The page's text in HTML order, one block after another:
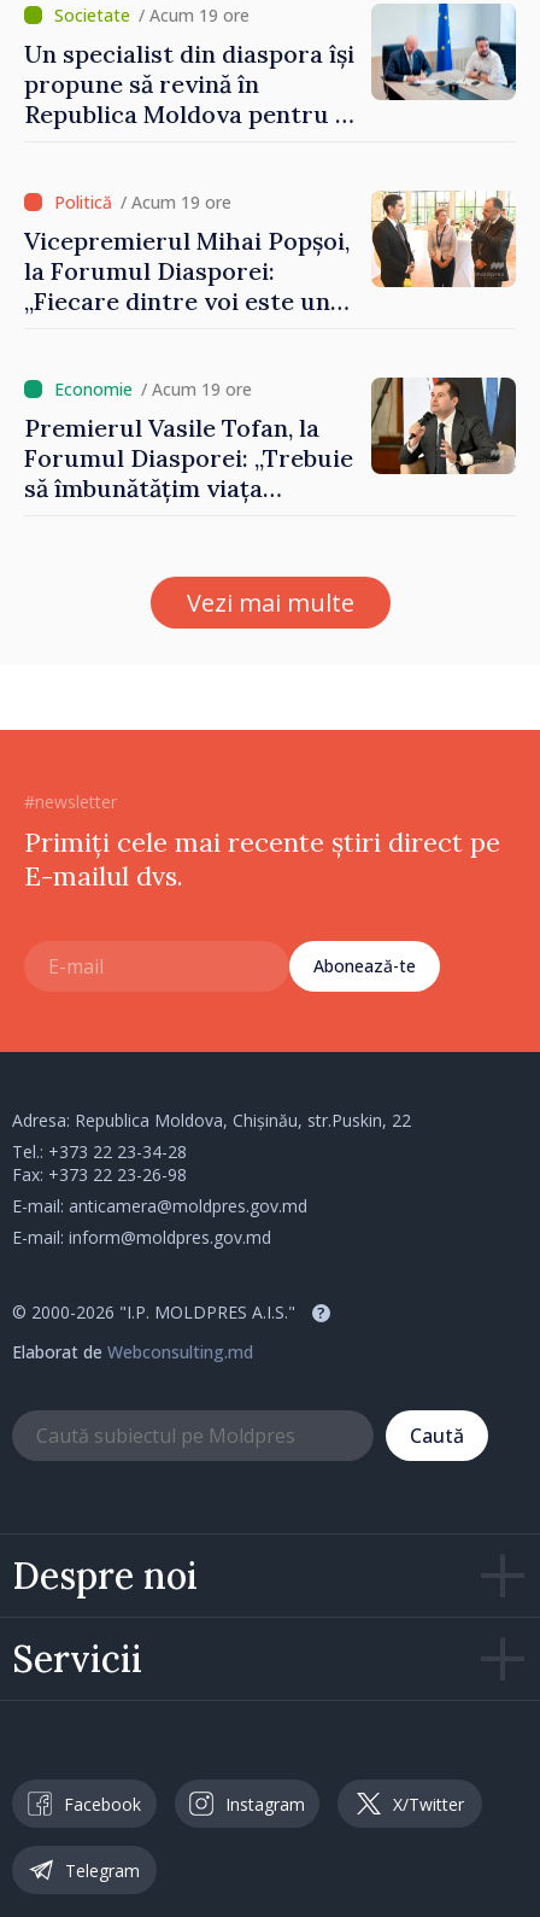
/ Acum 19 ore
Un specialist din diaspora își
propune să revină în
Republica Moldova pentru a
/ Acum 19 ore
Vicepremierul Mihai Popșoi,
la Forumul Diasporei:
„Fiecare dintre voi este un
imaginii Republicii Moldova”
/ Acum 19 ore
Premierul Vasile Tofan, la
Forumul Diasporei: „Trebuie
să îmbunătățim viața
Vezi mai multe
#newsletter
Primiți cele mai recente știri direct pe
E-mailul dvs.
Abonează-te
Despre noi
Servicii
Adresa: Republica Moldova, Chișinău, str.Puskin, 22
Tel.: +373 22 23-34-28
Fax: +373 22 23-26-98
E-mail: anticamera@moldpres.gov.md
E-mail: inform@moldpres.gov.md
© 2000-2026 "I.P. MOLDPRES A.I.S." ?
Elaborat de Webconsulting.md
Caută
Facebook Instagram X/Twitter
Telegram